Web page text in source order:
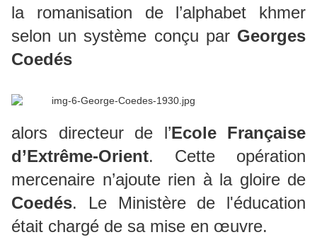
la romanisation de l’alphabet khmer
selon un système conçu par Georges
Coedés
alors directeur de l’Ecole Française
d’Extrême-Orient. Cette opération
mercenaire n’ajoute rien à la gloire de
Coedés. Le Ministère de l'éducation
était chargé de sa mise en œuvre.